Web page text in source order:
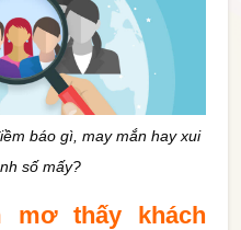
báo gì, may mắn hay xui
số mấy?
mơ thấy khách